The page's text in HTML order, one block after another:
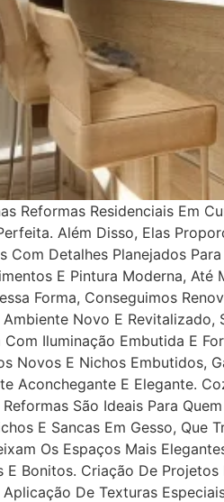
Reformas Residenciais Em
Além Disso, Elas
Com Detalhes Planejados
E Pintura Moderna,
Forma, Conseguimos
Novo E Revitalizado,
Iluminação Embutida E
Novos E Nichos Embutidos,
Aconchegante E Elegante.
São Ideais Para
E Sancas Em Gesso,
Os Espaços Mais
E Bonitos. Criação De
De Texturas